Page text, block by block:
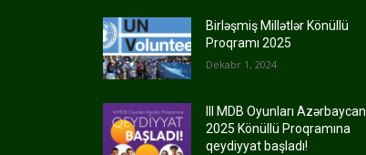
Birləşmiş Millətlər Könüllü
Proqramı 2025
Dekabr 1, 2024
III MDB Oyunları Azərbaycan
2025 Könüllü Proqramına
qeydiyyat başladı!